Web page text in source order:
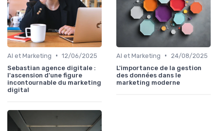
AI et Marketing • 12/06/2025
Sebastian agence digitale :
l'ascension d'une figure
incontournable du marketing
digital
AI et Marketing •
24/08/2025
L'importance de la gestion
des données dans le
marketing moderne